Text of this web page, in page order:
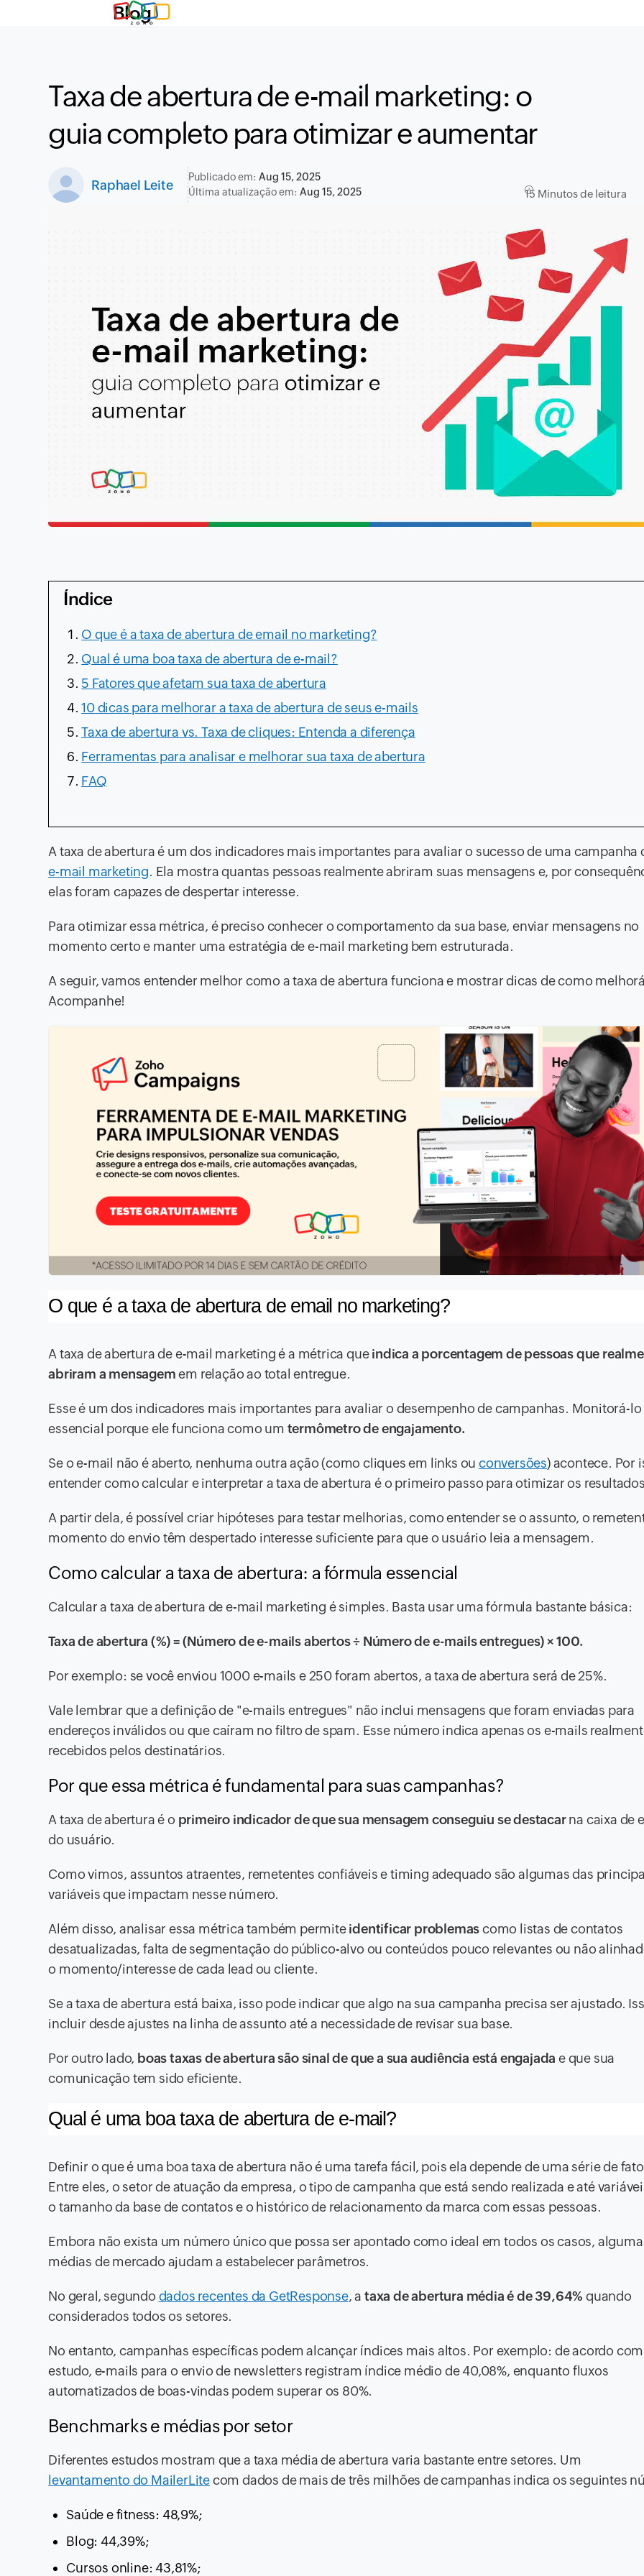
Blog
Taxa de abertura de e-mail marketing: o
guia completo para otimizar e aumentar
Raphael Leite
Publicado em: Aug 15, 2025
Última atualização em: Aug 15, 2025 15 Minutos de leitura
Índice
O que é a taxa de abertura de email no marketing?
Qual é uma boa taxa de abertura de e-mail?
5 Fatores que afetam sua taxa de abertura
10 dicas para melhorar a taxa de abertura de seus e-mails
Taxa de abertura vs. Taxa de cliques: Entenda a diferença
Ferramentas para analisar e melhorar sua taxa de abertura
FAQ
A taxa de abertura é um dos indicadores mais importantes para avaliar o sucesso de uma campanha
e-mail marketing. Ela mostra quantas pessoas realmente abriram suas mensagens e, por
elas foram capazes de despertar interesse.
Para otimizar essa métrica, é preciso conhecer o comportamento da sua base, enviar mensagens no
momento certo e manter uma estratégia de e-mail marketing bem estruturada.
A seguir, vamos entender melhor como a taxa de abertura funciona e mostrar dicas de como
Acompanhe!
O que é a taxa de abertura de email no marketing?
A taxa de abertura de e-mail marketing é a métrica queindica a porcentagem de pessoas que
abriram a mensagemem relação ao total entregue.
Esse é um dos indicadores mais importantes para avaliar o desempenho de campanhas. Monitorá-lo
essencial porque ele funciona como um termômetro de engajamento.
Se o e-mail não é aberto, nenhuma outra ação (como cliques em links ouconversões) acontece. Por
entender como calcular e interpretar a taxa de abertura é o primeiro passo para otimizar os
A partir dela, é possível criar hipóteses para testar melhorias, como entender se o assunto, o
momento do envio têm despertado interesse suficiente para que o usuário leia a mensagem.
Como calcular a taxa de abertura: a fórmula essencial
Calcular a taxa de abertura de e-mail marketing é simples. Basta usar uma fórmula bastante básica:
Taxa de abertura (%) = (Número de e-mails abertos ÷ Número de e-mails entregues) × 100.
Por exemplo: se você enviou 1000 e-mails e 250 foram abertos, a taxa de abertura será de 25%.
Vale lembrar que a definição de "e-mails entregues" não inclui mensagens que foram enviadas para
endereços inválidos ou que caíram no filtro de spam. Esse número indica apenas os e-mails
recebidos pelos destinatários.
Por que essa métrica é fundamental para suas campanhas?
A taxa de abertura é o primeiro indicador de que sua mensagem conseguiu se destacarna caixa de
do usuário.
Como vimos, assuntos atraentes, remetentes confiáveis e timing adequado são algumas das
variáveis que impactam nesse número.
Além disso, analisar essa métrica também permiteidentificar problemascomo listas de contatos
desatualizadas, falta de segmentação do público-alvo ou conteúdos pouco relevantes ou não
o momento/interesse de cada lead ou cliente.
Se a taxa de abertura está baixa, isso pode indicar que algo na sua campanha precisa ser ajustado.
incluir desde ajustes na linha de assunto até a necessidade de revisar sua base.
Por outro lado, boas taxas de abertura são sinal de que a sua audiência está engajadae que sua
comunicação tem sido eficiente.
Qual é uma boa taxa de abertura de e-mail?
Definir o que é uma boa taxa de abertura não é uma tarefa fácil, pois ela depende de uma série de
Entre eles, o setor de atuação da empresa, o tipo de campanha que está sendo realizada e até
o tamanho da base de contatos e o histórico de relacionamento da marca com essas pessoas.
Embora não exista um número único que possa ser apontado como ideal em todos os casos,
médias de mercado ajudam a estabelecer parâmetros.
No geral, segundo dados recentes da GetResponse, a taxa de abertura média é de 39,64% quando
considerados todos os setores.
No entanto, campanhas específicas podem alcançar índices mais altos. Por exemplo: de acordo
estudo, e-mails para o envio de newsletters registram índice médio de 40,08%, enquanto fluxos
automatizados de boas-vindas podem superar os 80%.
Benchmarks e médias por setor
Diferentes estudos mostram que a taxa média de abertura varia bastante entre setores. Um
levantamento do MailerLitecom dados de mais de três milhões de campanhas indica os seguintes
Saúde e fitness: 48,9%;
Blog: 44,39%;
Cursos online: 43,81%;